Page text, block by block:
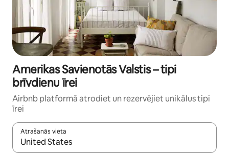
Amerikas Savienotās Valstis – tipi
brīvdienu īrei
Airbnb platformā atrodiet un rezervējiet unikālus tipi
īrei
Atrašanās vieta
Kad rezultāti kļūs pieejami, izmantojiet bultiņu uz augšu un